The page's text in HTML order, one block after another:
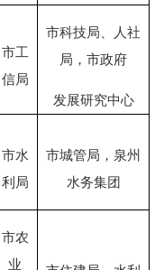
市工
信局
市科技局、人社
局，市政府
发展研究中心
市水
利局
市城管局，泉州
水务集团
市农
业